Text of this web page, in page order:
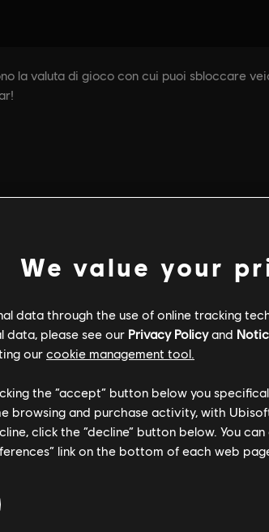
INFORMAZIONI GENERALI
We value your
data through the use of online tracking
data, please see our Privacy Policyand
our cookie management tool.
the “accept” button below you
browsing and purchase activity, with
click the “decline” button below. You
link on the bottom of each web